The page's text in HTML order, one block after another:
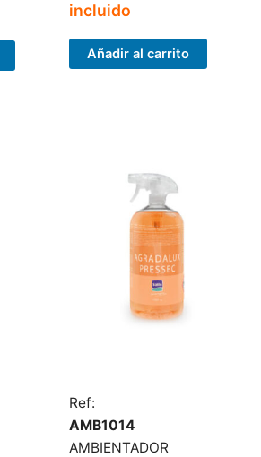
incluido
Añadir al carrito
Ref:
AMB1014
AMBIENTADOR